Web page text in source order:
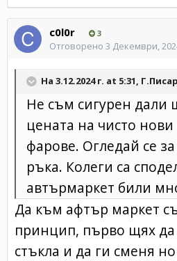
c0l0r 3
Отговорено 3 Декември,
На 3.12.2024 г. at 5:31,
Не съм сигурен дали
цената на чисто
фарове. Огледай се
ръка. Колеги са
автърмаркет били
Да към афтър маркет
принцип, първо щях
стъкла и да ги сменя